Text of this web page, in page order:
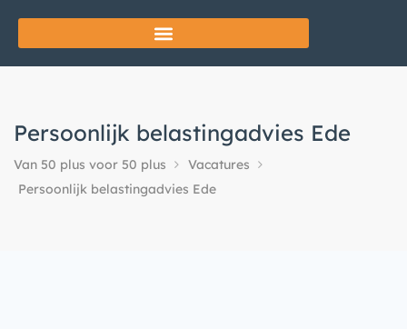
Persoonlijk belastingadvies Ede
Van 50 plus voor 50 plus
Vacatures
Persoonlijk belastingadvies Ede